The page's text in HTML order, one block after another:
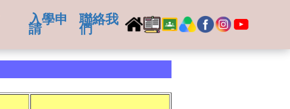
入學申
請
聯絡我
們